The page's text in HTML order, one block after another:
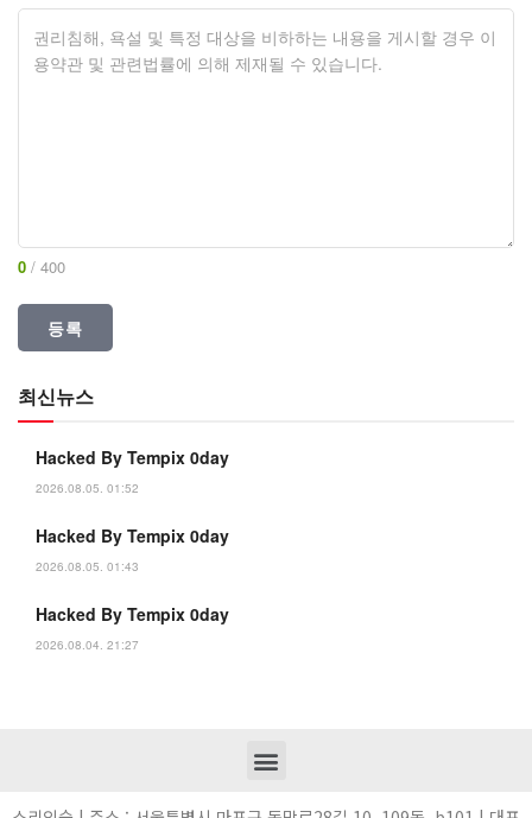
0 / 400
최신뉴스
Hacked By Tempix 0day
2026.08.05. 01:52
Hacked By Tempix 0day
2026.08.05. 01:43
Hacked By Tempix 0day
2026.08.04. 21:27